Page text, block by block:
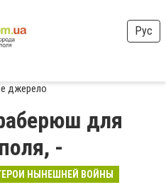
Рус
джерело
для
-
НЫНЕШНЕЙ ВОЙНЫ